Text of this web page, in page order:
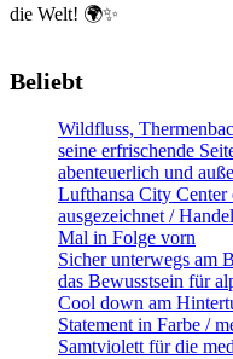
die Welt! 🌍✨
Beliebt
Wildfluss,
seine erfrischende
abenteuerlich und
Lufthansa City Center
ausgezeichnet /
Mal in Folge vorn
Sicher unterwegs am
das Bewusstsein für
Cool down am
Statement in Farbe /
Samtviolett für die